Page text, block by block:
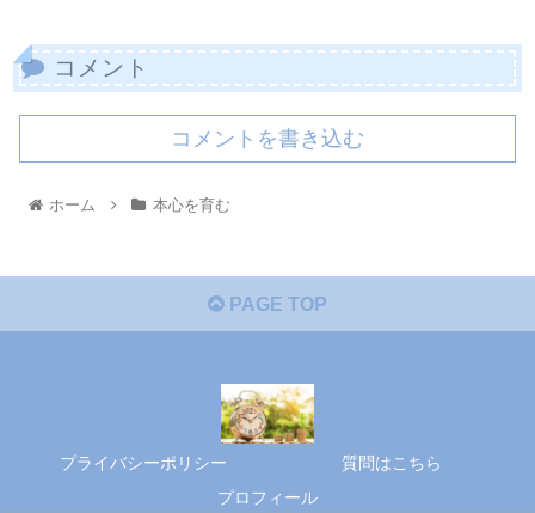
コメント
コメントを書き込む
ホーム 本心を育む
PAGE TOP
プライバシーポリシー
質問はこちら
プロフィール